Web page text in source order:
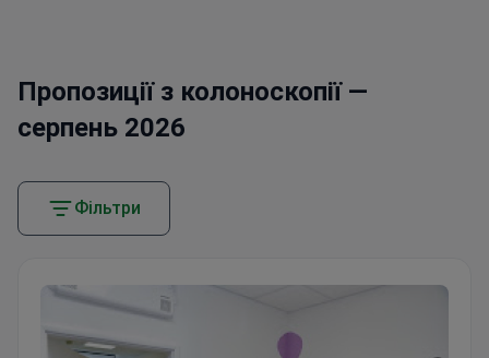
Пропозиції з колоноскопії —
серпень 2026
Фільтри